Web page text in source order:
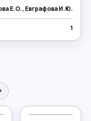
Е.О., Евграфова И.Ю.
1